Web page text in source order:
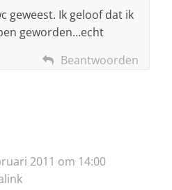
geweest. Ik geloof dat ik
geworden…echt
Beantwoorden
2011 om 14:00